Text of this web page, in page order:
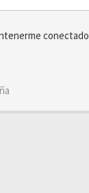
conectado